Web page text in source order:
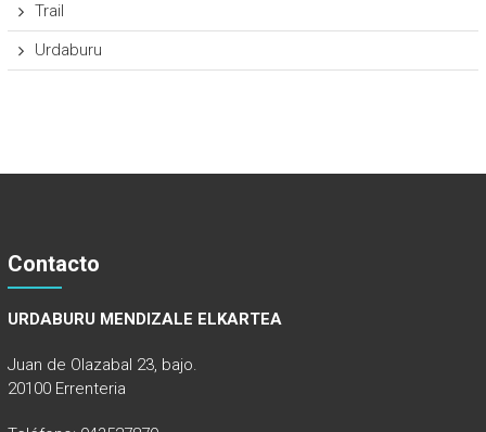
Trail
Urdaburu
Contacto
URDABURU MENDIZALE ELKARTEA
Juan de Olazabal 23, bajo.
20100 Errenteria